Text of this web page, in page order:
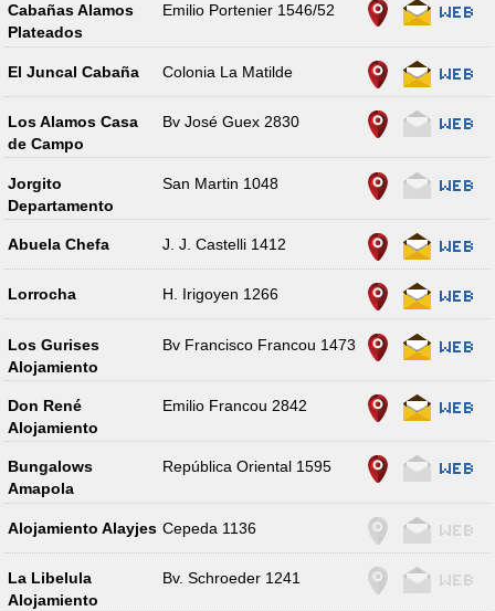
Cabañas Alamos
Plateados
Emilio Portenier 1546/52
El Juncal Cabaña Colonia La Matilde
Los Alamos Casa
de Campo
Bv José Guex 2830
Jorgito
Departamento
San Martin 1048
Abuela Chefa J. J. Castelli 1412
Lorrocha H. Irigoyen 1266
Los Gurises
Alojamiento
Bv Francisco Francou 1473
Don René
Alojamiento
Emilio Francou 2842
Bungalows
Amapola
República Oriental 1595
Alojamiento Alayjes Cepeda 1136
La Libelula
Alojamiento
Bv. Schroeder 1241